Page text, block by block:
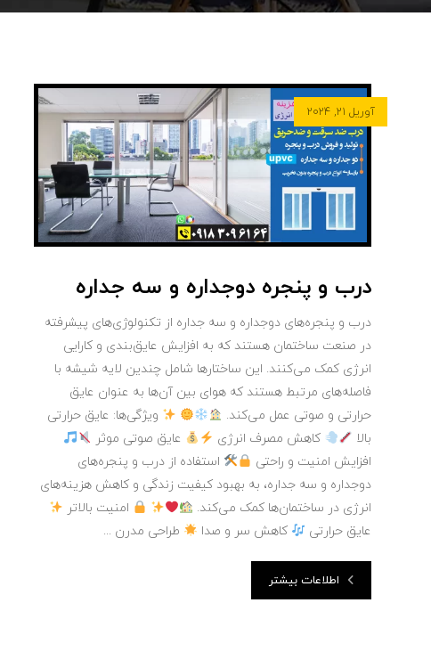
درب و پنجره دوجداره و سه جداره
آوریل ۲۱, ۲۰۲۴
درب و پنجره‌های دوجداره و سه جداره از تکنولوژی‌های پیشرفته
در صنعت ساختمان هستند که به افزایش عایق‌بندی و کارایی
انرژی کمک می‌کنند. این ساختارها شامل چندین لایه شیشه با
فاصله‌های مرتبط هستند که هوای بین آن‌ها به عنوان عایق
حرارتی و صوتی عمل می‌کند.
ویژگی‌ها: عایق حرارتی
بالا
کاهش مصرف انرژی
عایق صوتی موثر
افزایش امنیت و راحتی
استفاده از درب و پنجره‌های
دوجداره و سه جداره، به بهبود کیفیت زندگی و کاهش هزینه‌های
انرژی در ساختمان‌ها کمک می‌کند.
امنیت بالاتر
عایق حرارتی
کاهش سر و صدا طراحی مدرن ...
اطلاعات بیشتر